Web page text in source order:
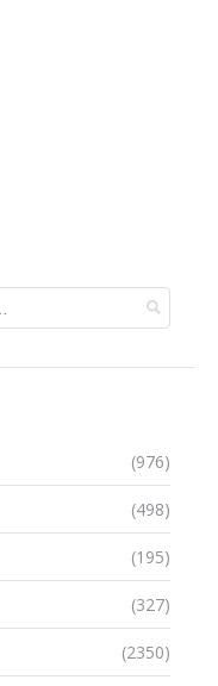
(976)
(498)
(195)
(327)
(2350)